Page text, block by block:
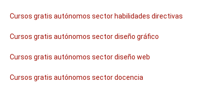
dería (60 horas)
r Alimentación (80 horas)
Curso Gratis Manipulador de Alimentos (3
Curso Gratis Calidad en el Sector Alimen
Curso Gratis Trazabilidad Alimentaria (7
Cursos gratis autónomos sector habilidades directivas
Cursos gratis autónomos sector diseño gráfico
Cursos gratis autónomos sector diseño web
Cursos gratis autónomos sector docencia